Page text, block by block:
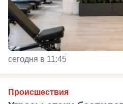
сегодня в 11:45
Происшествия